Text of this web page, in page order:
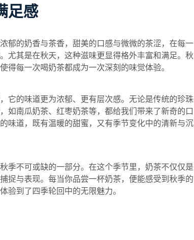
足感
郁的奶香与茶香，甜美的口感与微微的茶涩，在每一
尤其是在秋天，这种滋味更显得格外丰富和满足。秋
得每一次喝奶茶都成为一次深刻的味觉体验。
它的味道更为浓郁、更有层次感。无论是传统的珍珠
如南瓜奶茶、红枣奶茶等，都给我们带来了新奇的口
味道，既有温暖的甜蜜，又有季节变化中的清新与沉
季不可或缺的一部分。在这个季节里，奶茶不仅仅是
捉与表现。每当你品尝一杯奶茶，便能感受到秋季的
验到了四季轮回中的无限魅力。